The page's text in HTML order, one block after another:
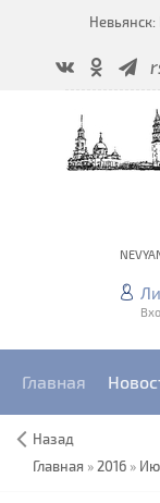
Невьянск:
Главная
Назад
Главная » 2016 »